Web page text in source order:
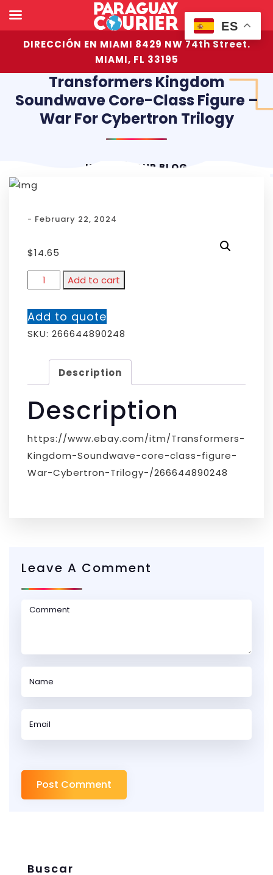
DIRECCIÓN EN MIAMI 8429 NW 74th Street.
MIAMI, FL 33195
Transformers Kingdom
Soundwave Core-Class Figure –
War For Cybertron Trilogy
HOME OUR BLOG
- February 22, 2024
$14.65
Add to cart
Add to quote
SKU: 266644890248
Description
Description
https://www.ebay.com/itm/Transformers-
Kingdom-Soundwave-core-class-figure-
War-Cybertron-Trilogy-/266644890248
Leave A Comment
Buscar
ES